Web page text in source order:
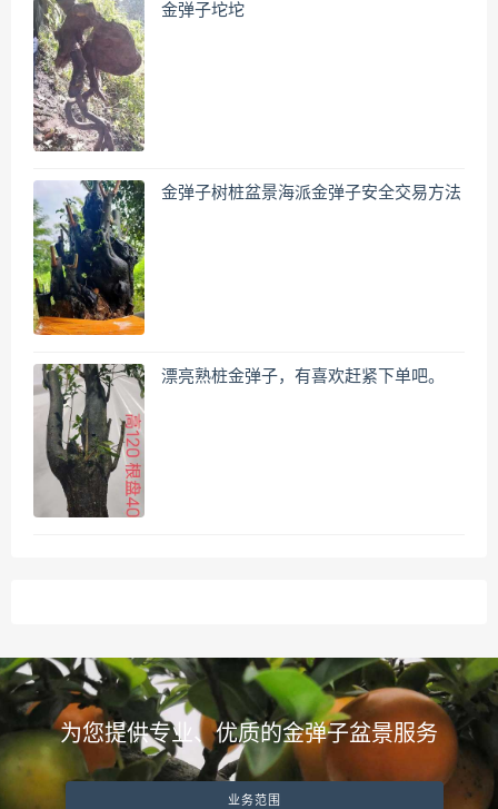
金弹子坨坨
金弹子树桩盆景海派金弹子安全交易方法
漂亮熟桩金弹子，有喜欢赶紧下单吧。
为您提供专业、优质的金弹子盆景服务
业务范围